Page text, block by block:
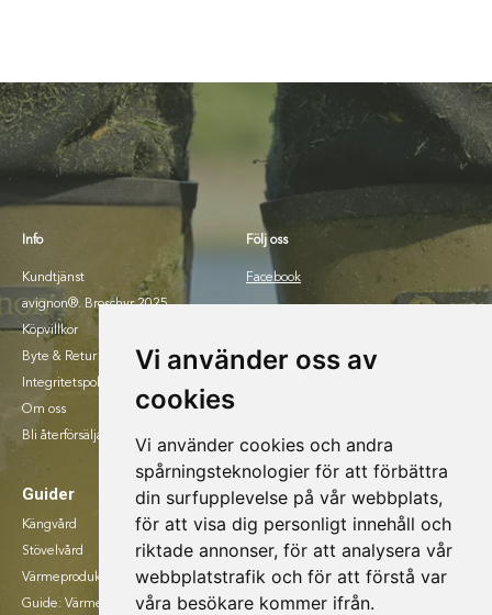
Vi använder oss av
cookies
Vi använder cookies och andra
spårningsteknologier för att förbättra
din surfupplevelse på vår webbplats,
för att visa dig personligt innehåll och
riktade annonser, för att analysera vår
webbplatstrafik och för att förstå var
våra besökare kommer ifrån.
Info
Kundtjänst
avignon®. Broschyr 2025.
Köpvillkor
Byte & Retur
Integritetspolicy
Om oss
Bli återförsäljare
Följ oss
Facebook
Guider
Kängvård
Stövelvård
Värmeprodukter
Guide: Värmesulor eller